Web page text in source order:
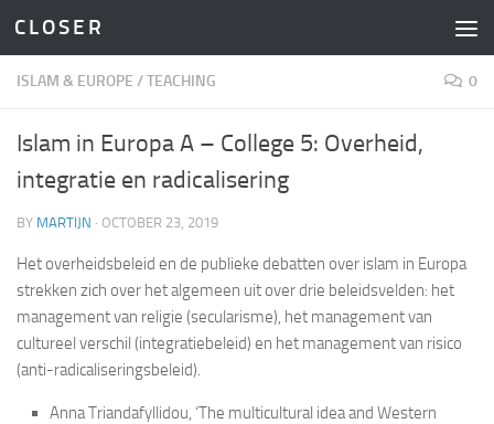
Skip to content
C L O S E R
ISLAM & EUROPE /TEACHING 0
Islam in Europa A – College 5: Overheid,
integratie en radicalisering
BY MARTIJN · OCTOBER 23, 2019
Het overheidsbeleid en de publieke debatten over islam in Europa
strekken zich over het algemeen uit over drie beleidsvelden: het
management van religie (secularisme), het management van
cultureel verschil (integratiebeleid) en het management van risico
(anti-radicaliseringsbeleid).
Anna Triandafyllidou, ‘The multicultural idea and Western